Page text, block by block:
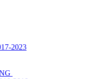
2023